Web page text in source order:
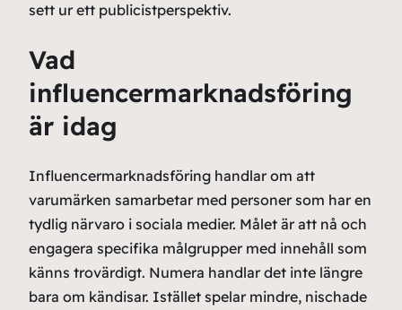
sett ur ett publicistperspektiv.
Vad
influencermarknadsföring
är idag
Influencermarknadsföring handlar om att
varumärken samarbetar med personer som har en
tydlig närvaro i sociala medier. Målet är att nå och
engagera specifika målgrupper med innehåll som
känns trovärdigt. Numera handlar det inte längre
bara om kändisar. Istället spelar mindre, nischade